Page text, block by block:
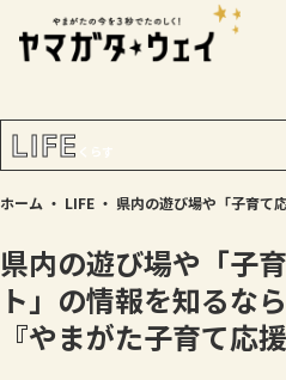
LIFE くらす
ホーム ・ LIFE ・
県内の遊び場や「子
ト」の情報を知るなら
『やまがた子育て応